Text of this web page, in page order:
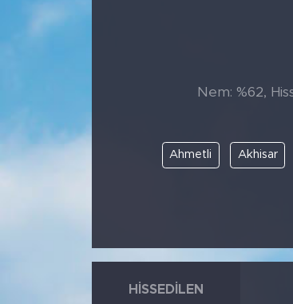
Nem: %62,
Ahmetli Akhisar
HISSEDILEN